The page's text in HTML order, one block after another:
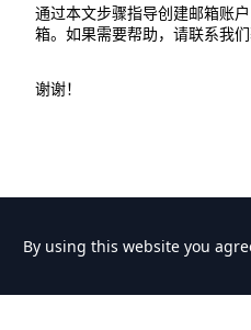
通过本文步骤指导创建邮箱账
箱。如果需要帮助，请联系我们
谢谢！
By using this website you